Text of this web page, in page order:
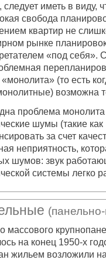
следует иметь в виду,
свобода
квартир не
рынке
«под себя».
(то есть
возможна
проблема
шумы (такие
за счет
неприятность,
шумов: звук
системы легко
массового
на конец 1950-х
жильем возложили